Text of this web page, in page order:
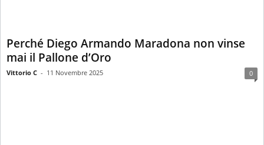
Perché Diego Armando Maradona non vinse
mai il Pallone d’Oro
Vittorio C - 11 Novembre 2025 0